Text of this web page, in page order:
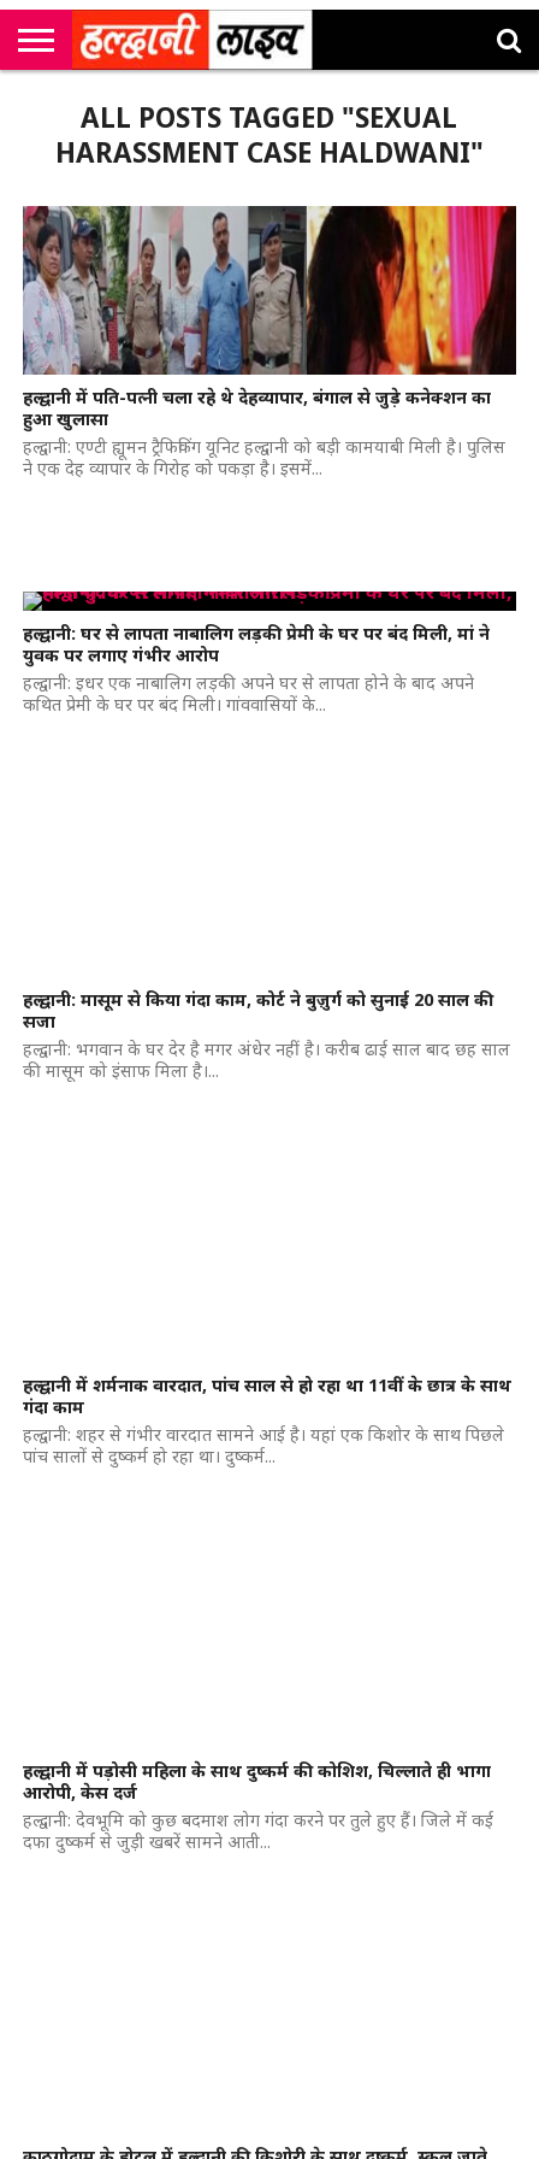
उत्तराखंड
मनोरंजन
सम्पादकीय
अलर्ट्सALL POSTS TAGGED "SEXUAL
HARASSMENT CASE HALDWANI"
हल्द्वानी में पति-पत्नी चला रहे थे देहव्यापार, बंगाल से जुड़े कनेक्शन का
हुआ खुलासा
हल्द्वानी: एण्टी ह्यूमन ट्रैफिकिंग यूनिट हल्द्वानी को बड़ी कामयाबी मिली है। पुलिस
ने एक देह व्यापार के गिरोह को पकड़ा है। इसमें...
हल्द्वानी: घर से लापता नाबालिग लड़की प्रेमी के घर पर बंद मिली, मां ने
युवक पर लगाए गंभीर आरोप
हल्द्वानी: इधर एक नाबालिग लड़की अपने घर से लापता होने के बाद अपने
कथित प्रेमी के घर पर बंद मिली। गांववासियों के...
हल्द्वानी: मासूम से किया गंदा काम, कोर्ट ने बुज़ुर्ग को सुनाई 20 साल की
सजा
हल्द्वानी: भगवान के घर देर है मगर अंधेर नहीं है। करीब ढाई साल बाद छह साल
की मासूम को इंसाफ मिला है।...
हल्द्वानी में शर्मनाक वारदात, पांच साल से हो रहा था 11वीं के छात्र के साथ
गंदा काम
हल्द्वानी: शहर से गंभीर वारदात सामने आई है। यहां एक किशोर के साथ पिछले
पांच सालों से दुष्कर्म हो रहा था। दुष्कर्म...
हल्द्वानी में पड़ोसी महिला के साथ दुष्कर्म की कोशिश, चिल्लाते ही भागा
आरोपी, केस दर्ज
हल्द्वानी: देवभूमि को कुछ बदमाश लोग गंदा करने पर तुले हुए हैं। जिले में कई
दफा दुष्कर्म से जुड़ी खबरें सामने आती...